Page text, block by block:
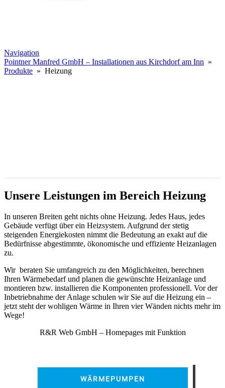
Navigation
Pointner Manfred GmbH – Installationen aus Kirchdorf am Inn »
Produkte » Heizung
Unsere Leistungen im Bereich Heizung
In unseren Breiten geht nichts ohne Heizung. Jedes Haus, jedes
Gebäude verfügt über ein Heizsystem. Aufgrund der stetig
steigenden Energiekosten nimmt die Bedeutung an exakt auf die
Bedürfnisse abgestimmte, ökonomische und effiziente Heizanlagen
zu.
Wir beraten Sie umfangreich zu den Möglichkeiten, berechnen
Ihren Wärmebedarf und planen die gewünschte Heizanlage und
montieren bzw. installieren die Komponenten professionell. Vor der
Inbetriebnahme der Anlage schulen wir Sie auf die Heizung ein –
jetzt steht der wohligen Wärme in Ihren vier Wänden nichts mehr im
Wege!
R&R Web GmbH – Homepages mit Funktion
WÄRMEPUMPEN